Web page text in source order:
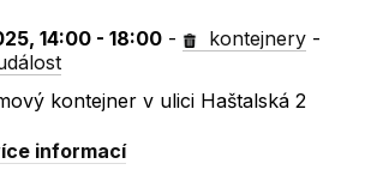
14:00 - 18:00 - kontejnery -
kontejner v ulici Haštalská 2
informací